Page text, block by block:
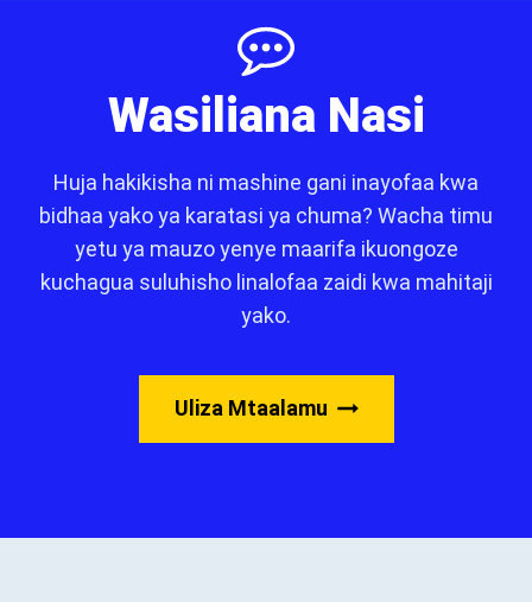
Wasiliana Nasi
Huja hakikisha ni mashine gani inayofaa kwa
bidhaa yako ya karatasi ya chuma? Wacha timu
yetu ya mauzo yenye maarifa ikuongoze
kuchagua suluhisho linalofaa zaidi kwa mahitaji
yako.
Uliza Mtaalamu